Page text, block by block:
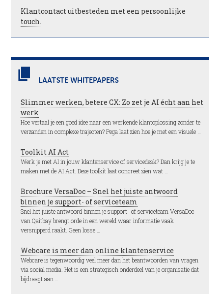
Klantcontact uitbesteden met een persoonlijke
touch.
LAATSTE WHITEPAPERS
Slimmer werken, betere CX: Zo zet je AI écht aan het
werk
Hoe vertaal je een goed idee naar een werkende klantoplossing zonder te
verzanden in complexe trajecten? Pega laat zien hoe je met een visuele …
Toolkit AI Act
Werk je met AI in jouw klantenservice of servicedesk? Dan krijg je te
maken met de AI Act. Deze toolkit laat concreet zien wat …
Brochure VersaDoc – Snel het juiste antwoord
binnen je support- of serviceteam
Snel het juiste antwoord binnen je support- of serviceteam VersaDoc
van Qaitbay brengt orde in een wereld waar informatie vaak
versnipperd raakt. Geen losse …
Webcare is meer dan online klantenservice
Webcare is tegenwoordig veel meer dan het beantwoorden van vragen
via social media. Het is een strategisch onderdeel van je organisatie dat
bijdraagt aan …